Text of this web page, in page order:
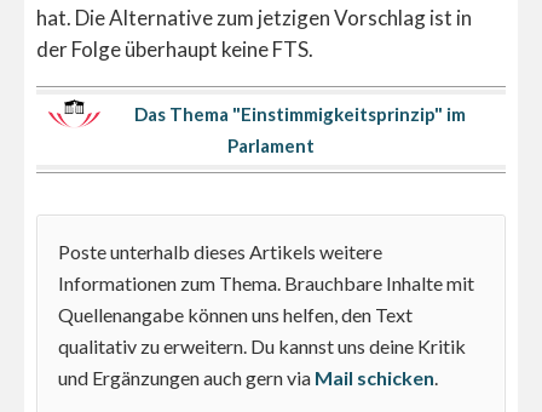
hat. Die Alternative zum jetzigen Vorschlag ist in
der Folge überhaupt keine FTS.
Das Thema "Einstimmigkeitsprinzip" im
Parlament
Poste unterhalb dieses Artikels weitere
Informationen zum Thema. Brauchbare Inhalte mit
Quellenangabe können uns helfen, den Text
qualitativ zu erweitern. Du kannst uns deine Kritik
und Ergänzungen auch gern via Mail schicken